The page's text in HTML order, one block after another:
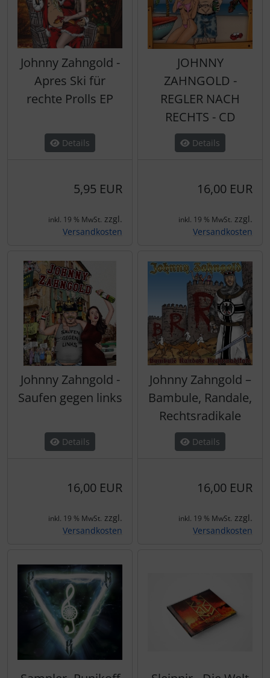
Johnny Zahngold -
Apres Ski für
rechte Prolls EP
Details
5,95 EUR
inkl. 19 % MwSt. zzgl.
Versandkosten
JOHNNY
ZAHNGOLD -
REGLER NACH
RECHTS - CD
Details
16,00 EUR
inkl. 19 % MwSt. zzgl.
Versandkosten
Johnny Zahngold -
Saufen gegen links
Details
16,00 EUR
inkl. 19 % MwSt. zzgl.
Versandkosten
Johnny Zahngold –
Bambule, Randale,
Rechtsradikale
Details
16,00 EUR
inkl. 19 % MwSt. zzgl.
Versandkosten